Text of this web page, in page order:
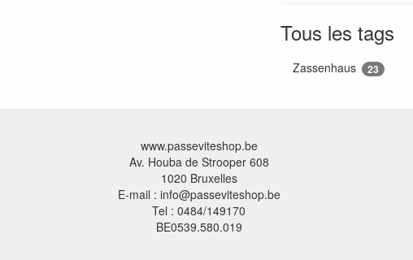
Tous les tags
Zassenhaus 23
www.passeviteshop.be
Av. Houba de Strooper 608
1020 Bruxelles
E-mail : info@passeviteshop.be
Tel : 0484/149170
BE0539.580.019